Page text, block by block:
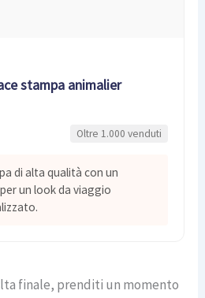
stampa animalier
Oltre 1.000 venduti
di alta qualità con un
un look da viaggio
finale, prenditi un momento